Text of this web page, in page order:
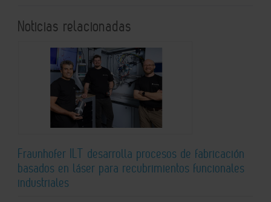
Noticias relacionadas
Fraunhofer ILT desarrolla procesos de fabricación
basados en láser para recubrimientos funcionales
industriales